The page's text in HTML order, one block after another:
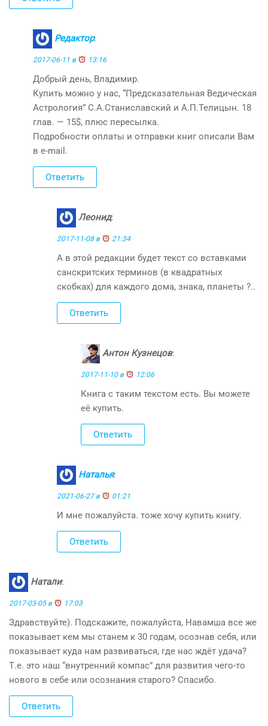
Редактор:
2017-06-11 в 13:16
Добрый день, Владимир.
Купить можно у нас, “Предсказательная Ведическая
Астрология” С.А.Станиславский и А.П.Телицын. 18
глав. — 15$, плюс пересылка.
Подробности оплаты и отправки книг описали Вам
в e-mail.
Ответить
Леонид:
2017-11-08 в 21:34
А в этой редакции будет текст со вставками
санскритских терминов (в квадратных
скобках) для каждого дома, знака, планеты ?..
Ответить
Антон Кузнецов:
2017-11-10 в 12:06
Книга с таким текстом есть. Вы можете
её купить.
Ответить
Наталья:
2021-06-27 в 01:21
И мне пожалуйста. тоже хочу купить книгу.
Ответить
Натали:
2017-03-05 в 17:03
Здравствуйте). Подскажите, пожалуйста, Навамша все же
показывает кем мы станем к 30 годам, осознав себя, или
показывает куда нам развиваться, где нас ждёт удача?
Т.е. это наш “внутренний компас” для развития чего-то
нового в себе или осознания старого? Спасибо.
Ответить